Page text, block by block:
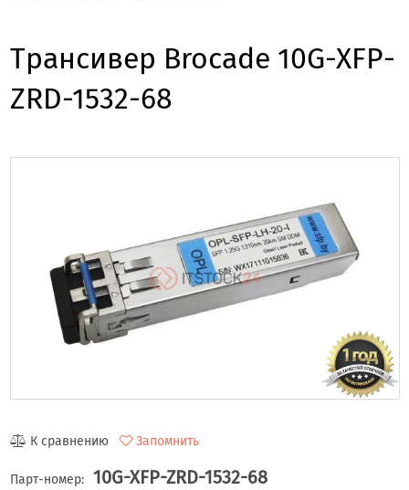
Трансивер Brocade 10G-XFP-
ZRD-1532-68
К сравнению Запомнить
Парт-номер: 10G-XFP-ZRD-1532-68